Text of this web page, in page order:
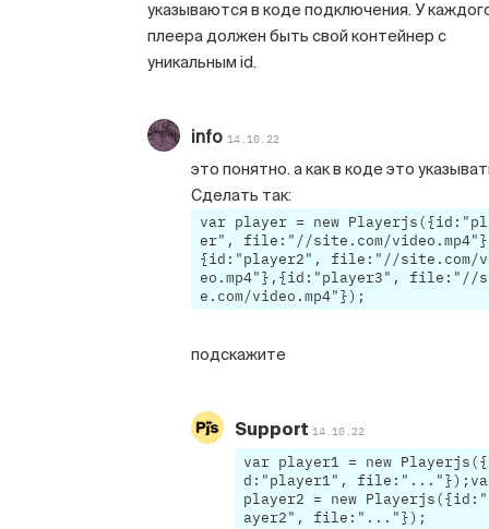
указываются в коде подключения. У
плеера должен быть свой контейнер с
уникальным id.
info 14.10.22
это понятно. а как в коде это
Сделать так:
var player = new
er", file:"//site.com/
{id:"player2", file:"//site.com/
eo.mp4"},{id:"player3", file:"//
e.com/video.mp4"});
подскажите
Support 14.10.22
var player1 = new
d:"player1",
player2 = new
ayer2", file:"..."});